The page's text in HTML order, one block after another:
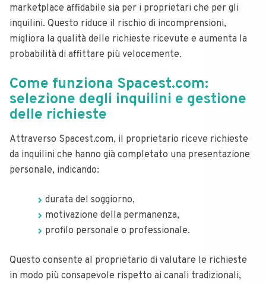
marketplace affidabile sia per i proprietari che per gli
inquilini. Questo riduce il rischio di incomprensioni,
migliora la qualità delle richieste ricevute e aumenta la
probabilità di affittare più velocemente.
Come funziona Spacest.com:
selezione degli inquilini e gestione
delle richieste
Attraverso Spacest.com, il proprietario riceve richieste
da inquilini che hanno già completato una presentazione
personale, indicando:
durata del soggiorno,
motivazione della permanenza,
profilo personale o professionale.
Questo consente al proprietario di valutare le richieste
in modo più consapevole rispetto ai canali tradizionali,